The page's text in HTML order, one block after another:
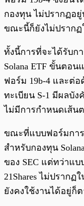
กองทุน ไม่ปรากฏอยู่
ขณะนี้ก็ยังไม่ปรากฏใ
ทั้งนี้การที่จะได้รับก
Solana ETF ขั้นตอ
ฟอร์ม 19b-4 และต่
ทะเบียน S-1 มีผลบั
ไม่มีการกำหนดเส้น
ขณะที่แบบฟอร์มการ
สำหรับกองทุน
ของ SEC แต่ทว่าแ
21Shares ไม่ปราก
ยังคงใช้งานได้อยู่ก็